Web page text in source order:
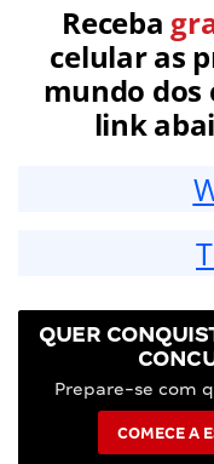
Receba
celular as
mundo dos
link
QUER
Prepare-se com
COMECE A